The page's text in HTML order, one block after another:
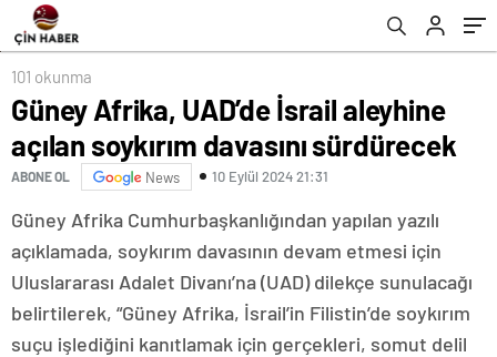
101 okunma
Güney Afrika, UAD’de İsrail aleyhine
açılan soykırım davasını sürdürecek
ABONE OL News 10 Eylül 2024 21:31
Güney Afrika Cumhurbaşkanlığından yapılan yazılı
açıklamada, soykırım davasının devam etmesi için
Uluslararası Adalet Divanı’na (UAD) dilekçe sunulacağı
belirtilerek, “Güney Afrika, İsrail’in Filistin’de soykırım
suçu işlediğini kanıtlamak için gerçekleri, somut delil